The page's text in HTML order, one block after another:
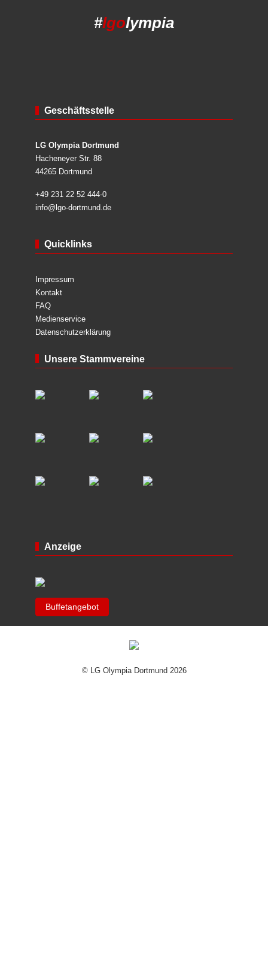
#lgolympia
Geschäftsstelle
LG Olympia Dortmund
Hacheneyer Str. 88
44265 Dortmund
+49 231 22 52 444-0
info@lgo-dortmund.de
Quicklinks
Impressum
Kontakt
FAQ
Medienservice
Datenschutzerklärung
Unsere Stammvereine
Anzeige
Buffetangebot
© LG Olympia Dortmund 2026